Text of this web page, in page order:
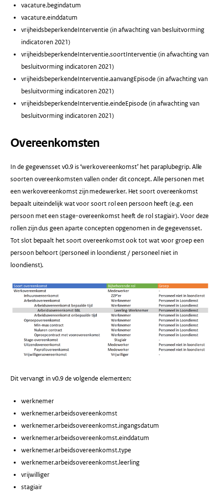
vacature.begindatum
vacature.einddatum
vrijheidsbeperkendeInterventie (in afwachting van besluitvorming
indicatoren 2021)
vrijheidsbeperkendeInterventie.soortInterventie (in afwachting van
besluitvorming indicatoren 2021)
vrijheidsbeperkendeInterventie.aanvangEpisode (in afwachting van
besluitvorming indicatoren 2021)
vrijheidsbeperkendeInterventie.eindeEpisode (in afwachting van
besluitvorming indicatoren 2021)
Overeenkomsten
In de gegevensset v0.9 is ‘werkovereenkomst’ het paraplubegrip. Alle
soorten overeenkomsten vallen onder dit concept. Alle personen met
een werkovereenkomst zijn medewerker. Het soort overeenkomst
bepaalt uiteindelijk wat voor soort rol een persoon heeft (e.g. een
persoon met een stage-overeenkomst heeft de rol stagiair). Voor deze
rollen zijn dus geen aparte concepten opgenomen in de gegevensset.
Tot slot bepaalt het soort overeenkomst ook tot wat voor groep een
persoon behoort (personeel in loondienst / personeel niet in
loondienst).
Dit vervangt in v0.9 de volgende elementen:
werknemer
werknemer.arbeidsovereenkomst
werknemer.arbeidsovereenkomst.ingangsdatum
werknemer.arbeidsovereenkomst.einddatum
werknemer.arbeidsovereenkomst.type
werknemer.arbeidsovereenkomst.leerling
vrijwilliger
stagiair